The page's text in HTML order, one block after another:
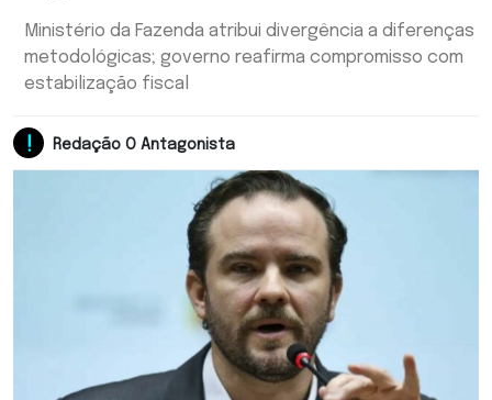
Ministério da Fazenda atribui divergência a diferenças
metodológicas; governo reafirma compromisso com
estabilização fiscal
Redação O Antagonista